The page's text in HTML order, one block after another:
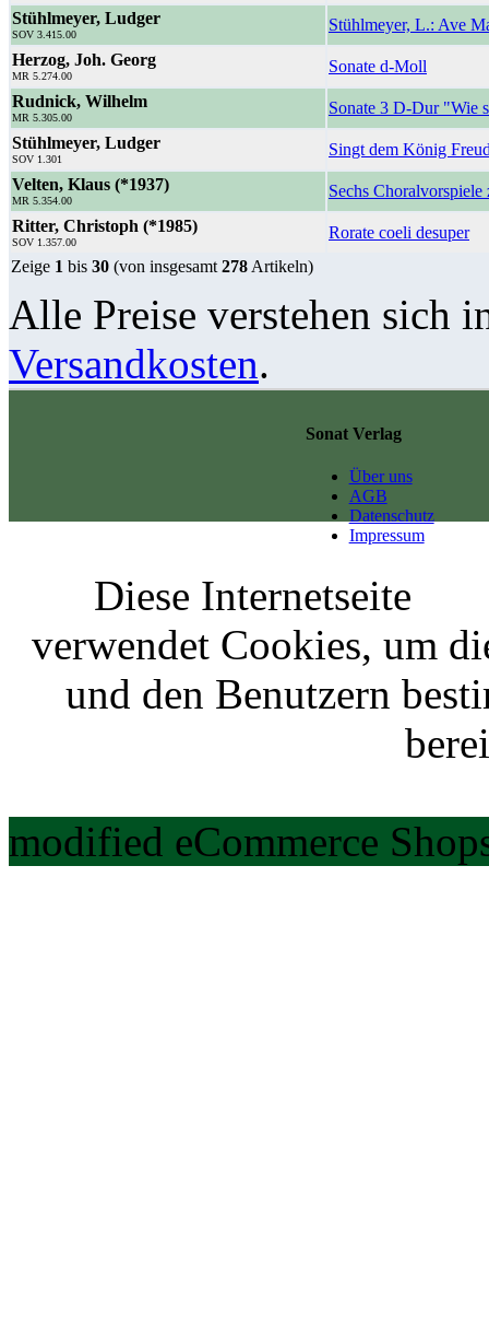
Stühlmeyer, Ludger
SOV 3.415.00
Stühlmeyer, L.: Ave
Herzog, Joh. Georg
MR 5.274.00
Sonate d-Moll
Rudnick, Wilhelm
MR 5.305.00
Sonate 3 D-Dur "Wie
Stühlmeyer, Ludger
SOV 1.301
Singt dem König
Velten, Klaus (*1937)
MR 5.354.00
Sechs
Ritter, Christoph (*1985)
SOV 1.357.00
Rorate coeli desuper
Zeige 1 bis 30 (von insgesamt 278 Artikeln)
Alle Preise verstehen sich
Versandkosten.
Sonat Verlag
Über uns
AGB
Datenschutz
Impressum
Diese Internetseite
verwendet Cookies, um
und den Benutzern
modified eCommerce